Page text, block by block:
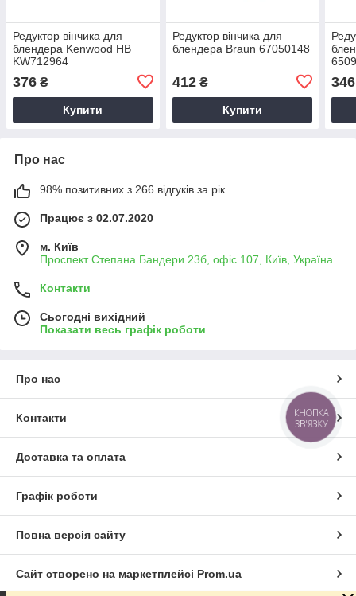
Редуктор вінчика для
блендера Kenwood HB
KW712964
376 ₴
Купити
Редуктор вінчика для
блендера Braun 67050148
412₴
Купити
346
Про нас
98% позитивних з 266 відгуків за рік
Працює з 02.07.2020
м. Київ
Проспект Степана Бандери 23б, офіс 107, Київ, Україна
Контакти
Сьогодні вихідний
Показати весь графік роботи
Про нас
Контакти
Доставка та оплата
Графік роботи
Повна версія сайту
Сайт створено на маркетплейсі Prom.ua
КНОПКА
ЗВ'ЯЗКУ